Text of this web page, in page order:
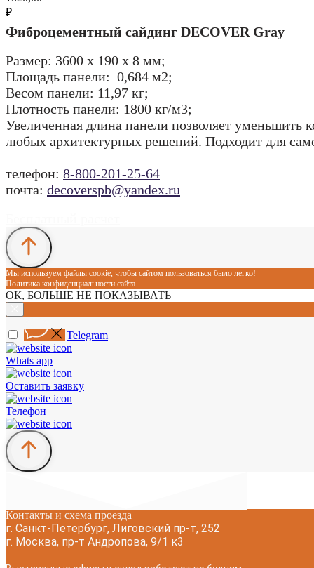
₽
Фиброцементный сайдинг DECOVER Gray
Размер: 3600 x 190 x 8 мм;
Площадь панели: 0,684 м2;
Весом панели: 11,97 кг;
Плотность панели: 1800 кг/м3;
Увеличенная длина панели позволяет уменьшить
любых архитектурных решений. Подходит для
телефон: 8-800-201-25-64
почта: decoverspb@yandex.ru
Мы используем файлы cookie, чтобы сайтом пользоваться было легко!
Политика конфиденциальности сайта
ОК, БОЛЬШЕ НЕ ПОКАЗЫВАТЬ
Telegram
Whats app
Оставить заявку
Телефон
Контакты и схема проезда
г. Санкт-Петербург, Лиговский пр-т, 252
г. Москва, пр-т Андропова, 9/1 к3